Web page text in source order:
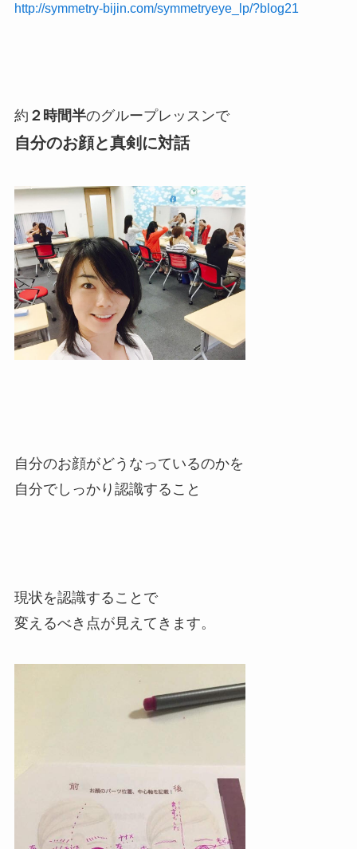
http://symmetry-bijin.com/symmetryeye_lp/?blog21
約 ２時間半のグループレッスンで
自分のお顔と真剣に対話
自分のお顔がどうなっているのかを
自分でしっかり認識すること
現状を認識することで
変えるべき点が見えてきます。